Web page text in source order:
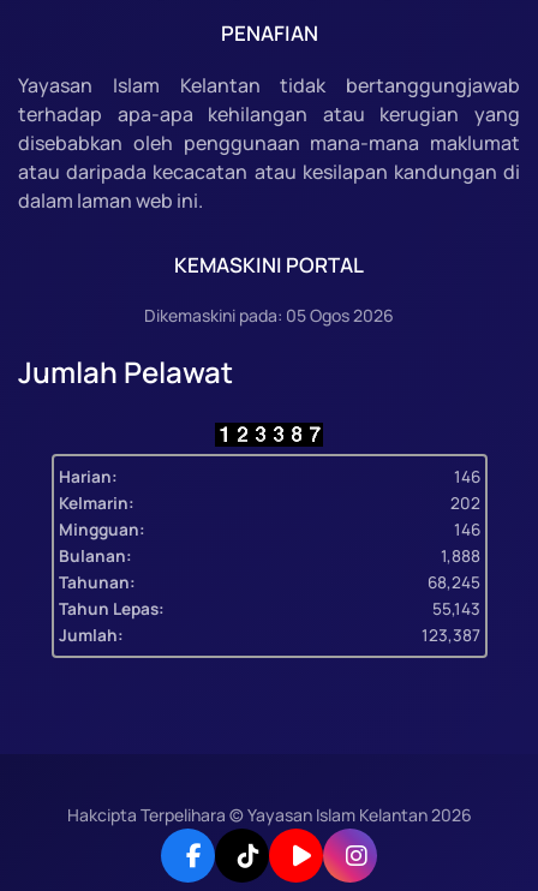
PENAFIAN
Yayasan Islam Kelantan tidak bertanggungjawab
terhadap apa-apa kehilangan atau kerugian yang
disebabkan oleh penggunaan mana-mana maklumat
atau daripada kecacatan atau kesilapan kandungan di
dalam laman web ini.
KEMASKINI PORTAL
Dikemaskini pada: 05 Ogos 2026
Jumlah Pelawat
Harian:
146
Kelmarin:
202
Mingguan:
146
Bulanan:
1,888
Tahunan:
68,245
Tahun Lepas:
55,143
Jumlah:
123,387
Hakcipta Terpelihara © Yayasan Islam Kelantan2026